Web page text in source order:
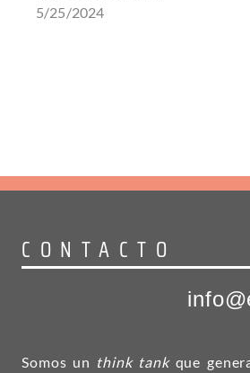
5/25/2024
CONTACTO
Somos un think tankque